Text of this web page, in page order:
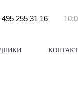
495 255 31 16